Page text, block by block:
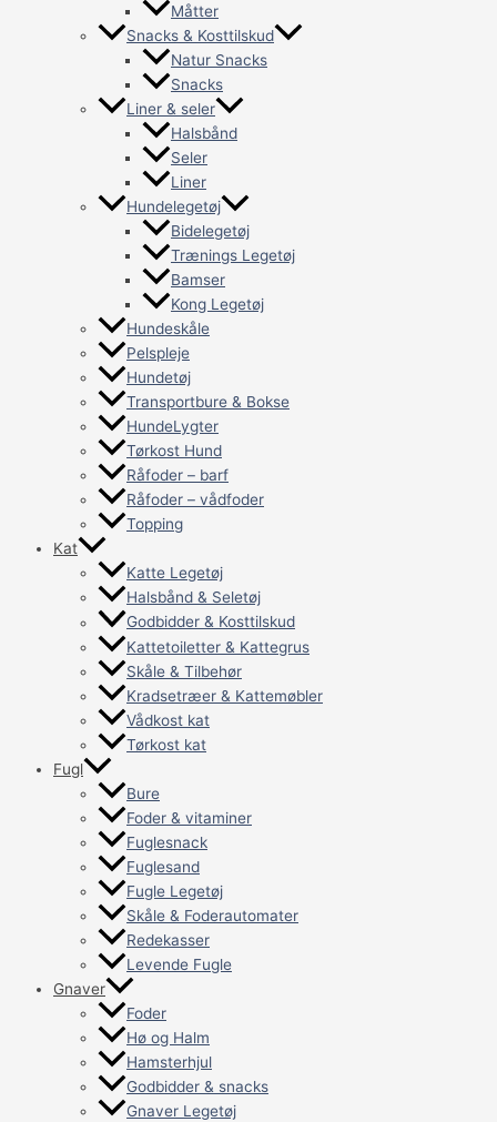
Måtter
Snacks & Kosttilskud
Natur Snacks
Snacks
Liner & seler
Halsbånd
Seler
Liner
Hundelegetøj
Bidelegetøj
Trænings Legetøj
Bamser
Kong Legetøj
Hundeskåle
Pelspleje
Hundetøj
Transportbure & Bokse
HundeLygter
Tørkost Hund
Råfoder – barf
Råfoder – vådfoder
Topping
Kat
Katte Legetøj
Halsbånd & Seletøj
Godbidder & Kosttilskud
Kattetoiletter & Kattegrus
Skåle & Tilbehør
Kradsetræer & Kattemøbler
Vådkost kat
Tørkost kat
Fugl
Bure
Foder & vitaminer
Fuglesnack
Fuglesand
Fugle Legetøj
Skåle & Foderautomater
Redekasser
Levende Fugle
Gnaver
Foder
Hø og Halm
Hamsterhjul
Godbidder & snacks
Gnaver Legetøj